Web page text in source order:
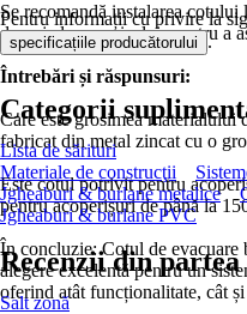
Se recomandă instalarea
drenaj al acoperișului, pentru a
Întrebări și răspunsuri:
Care este grosimea materialului
fabricat din metal zincat cu o
Este cotul potrivit pentru
pentru acoperișuri de până la
În concluzie: Cotul de
alegere excelentă pentru un
oferind atât funcționalitate, cât
Pentru informații cu privire la
specificațiile producătorului .
Categorii
Lista de sărituri
Materiale de construcţii
Jgheaburi & burlane metalice
Jgheaburi & burlane PVC
Recenzii din
Salt zonă